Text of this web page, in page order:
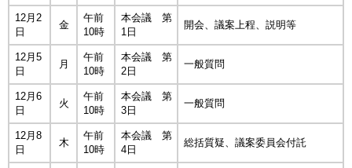
12月2
日
金
午前
10時
本会議 第
1日
開会、議案上程、説明等
12月5
日
月
午前
10時
本会議 第
2日
一般質問
12月6
日
火
午前
10時
本会議 第
3日
一般質問
12月8
日
木
午前
10時
本会議 第
4日
総括質疑、議案委員会付託